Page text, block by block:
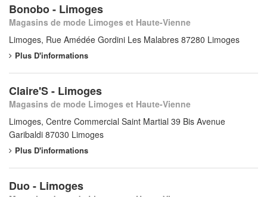
Bonobo - Limoges
Magasins de mode Limoges et Haute-Vienne
Limoges, Rue Amédée Gordini Les Malabres 87280 Limoges
Plus D'informations
Claire'S - Limoges
Magasins de mode Limoges et Haute-Vienne
Limoges, Centre Commercial Saint Martial 39 Bis Avenue
Garibaldi 87030 Limoges
Plus D'informations
Duo - Limoges